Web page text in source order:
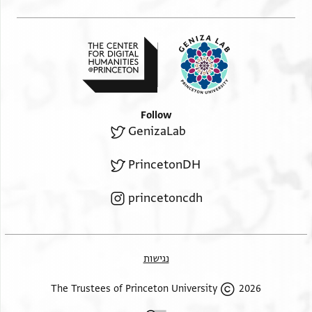
ויפעל מעה גמיל ואנתקל ראי מ יוסף ען אלנהוץ
אלי אשביליה אלי אלנהוץ אלי גרנאטה פאעלמה
וראית אלא אכלי כתאבי מן כלאם סכיף
סודת לילתי הדה מא תראה מן אלסכף
והו אכתיאר מ יוסף פעדרא אליך
Right margin, perpendicular lines.
וסיצל אליך גירה וחאלי ליס הו וחאל פלא תסאל ען לא שי
ו. . . . קא וכץ באבר סלאמי ואחפלה צאחב אלשרטה אבו
. . . . . וכץ בה סאיר אלאכואן תם עלי מולאי וסידי
Follow
GenizaLab
PrincetonDH
princetoncdh
נגישות
2026 The Trustees of Princeton University